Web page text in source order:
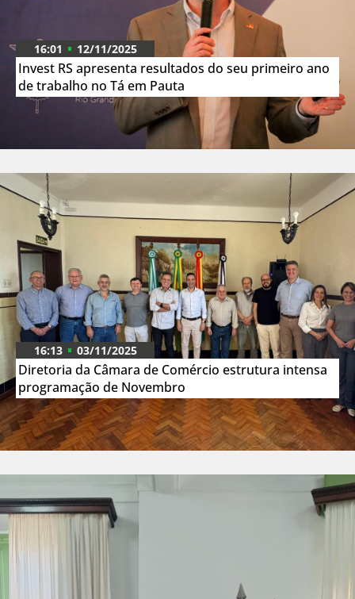
Invest RS apresenta resultados do seu primeiro ano
de trabalho no Tá em Pauta
16:01 12/11/2025
Diretoria da Câmara de Comércio estrutura intensa
programação de Novembro
16:13 03/11/2025